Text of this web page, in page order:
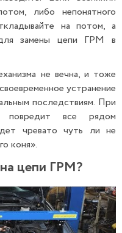
либо непонятного
на потом, а
замены цепи ГРМ в
не вечна, и тоже
устранение
последствиям. При
повредит все рядом
чревато чуть ли не
коня».
цепи ГРМ?